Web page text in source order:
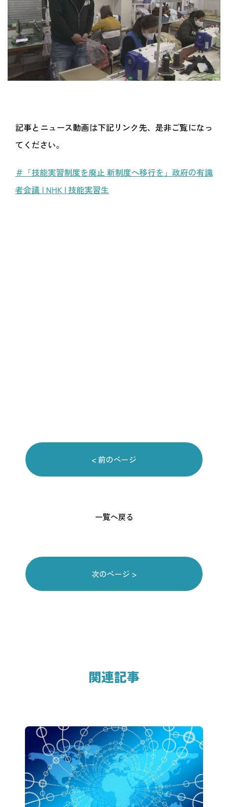
記事とニュース動画は下記リンク先、是非ご覧になっ
てください。
＃「技能実習制度を廃止 新制度へ移行を」政府の有識
者会議 | NHK | 技能実習生
< 前のページ
一覧へ戻る
次のページ >
関連記事